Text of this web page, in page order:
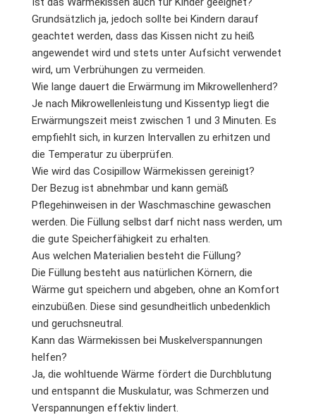
Grundsätzlich ja, jedoch sollte bei Kindern darauf
geachtet werden, dass das Kissen nicht zu heiß
angewendet wird und stets unter Aufsicht verwendet
wird, um Verbrühungen zu vermeiden.
Wie lange dauert die Erwärmung im Mikrowellenherd?
Je nach Mikrowellenleistung und Kissentyp liegt die
Erwärmungszeit meist zwischen 1 und 3 Minuten. Es
empfiehlt sich, in kurzen Intervallen zu erhitzen und
die Temperatur zu überprüfen.
Wie wird das Cosipillow Wärmekissen gereinigt?
Der Bezug ist abnehmbar und kann gemäß
Pflegehinweisen in der Waschmaschine gewaschen
werden. Die Füllung selbst darf nicht nass werden, um
die gute Speicherfähigkeit zu erhalten.
Aus welchen Materialien besteht die Füllung?
Die Füllung besteht aus natürlichen Körnern, die
Wärme gut speichern und abgeben, ohne an Komfort
einzubüßen. Diese sind gesundheitlich unbedenklich
und geruchsneutral.
Kann das Wärmekissen bei Muskelverspannungen
helfen?
Ja, die wohltuende Wärme fördert die Durchblutung
und entspannt die Muskulatur, was Schmerzen und
Verspannungen effektiv lindert.